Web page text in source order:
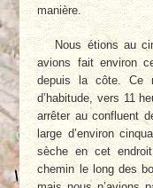
manière.
Nous étions au
avions fait environ
depuis la côte. Ce
d’habitude, vers 11
arrêter au confluent
large d’environ
sèche en cet
chemin le long des